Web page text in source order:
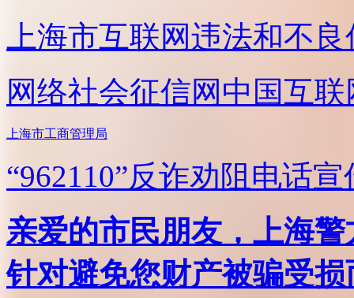
上海市互联网违法和不
网络社会征信网 中国互
上海市工商管理局
“962110”反诈劝阻电话宣
亲爱的市民朋友，上海
针对避免您财产被骗受